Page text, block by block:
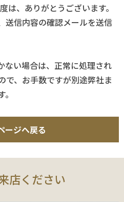
は、ありがとうございます。
送信内容の確認メールを送信
ない場合は、正常に処理され
で、お手数ですが別途弊社ま
ージへ戻る
店ください